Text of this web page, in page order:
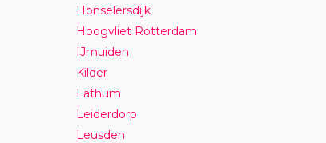
Honselersdijk
Hoogvliet Rotterdam
IJmuiden
Kilder
Lathum
Leiderdorp
Leusden